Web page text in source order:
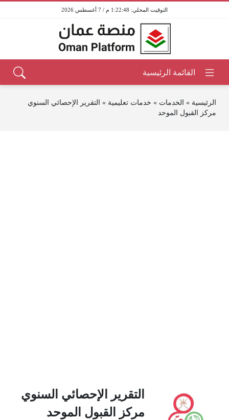
1:22:48 م / 7 أغسطس 2026
الرئيسية » الخدمات » خدمات تعليمية » التقرير الإحصائي السنوي
مركز القبول الموحد
التقرير الإحصائي السنوي
مركز القبول الموحد